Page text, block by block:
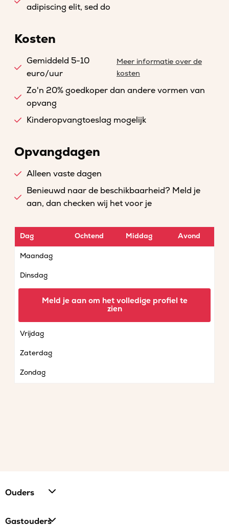
adipiscing elit, sed do
Kosten
Gemiddeld 5-10
euro/uur
Meer informatie over de
kosten
Zo'n 20% goedkoper dan andere vormen van
opvang
Kinderopvangtoeslag mogelijk
Opvangdagen
Alleen vaste dagen
Benieuwd naar de beschikbaarheid? Meld je
aan, dan checken wij het voor je
Dag Ochtend Middag Avond
Maandag
Dinsdag
Vrijdag
Zaterdag
Zondag
Meld je aan om het volledige profiel te
zien
Ouders
Gastouders